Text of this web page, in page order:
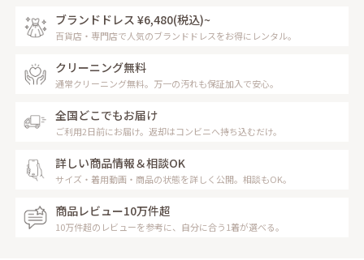
ブランドドレス ¥6,480(税込)~
百貨店・専門店で人気のブランドドレスをお得にレンタル。
クリーニング無料
通常クリーニング無料。万一の汚れも保証加入で安心。
全国どこでもお届け
ご利用2日前にお届け。返却はコンビニへ持ち込むだけ。
詳しい商品情報＆相談OK
サイズ・着用動画・商品の状態を詳しく公開。相談もOK。
商品レビュー10万件超
10万件超のレビューを参考に、自分に合う1着が選べる。